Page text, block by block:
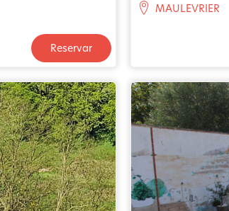
Reservar
MAULEVRIER